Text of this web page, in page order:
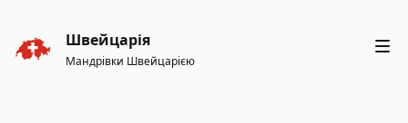
Швейцарія
Мандрівки Швейцарією